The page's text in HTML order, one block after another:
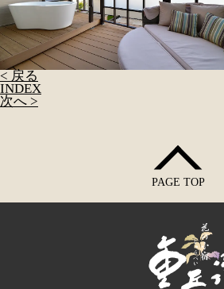
< 戻る
INDEX
次へ >
PAGE TOP